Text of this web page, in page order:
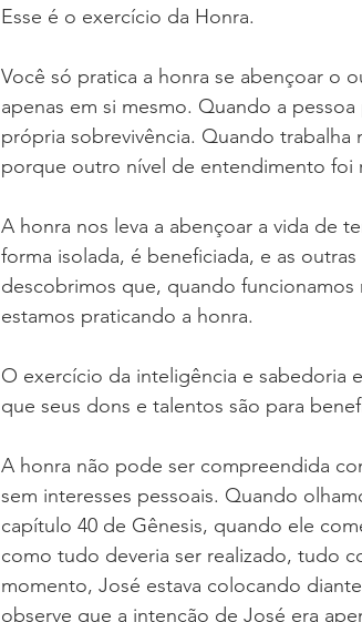
Esse é o exercício da Honra.
Você só pratica a honra se abençoar o
apenas em si mesmo. Quando a
própria sobrevivência. Quando
porque outro nível de entendimento foi
A honra nos leva a abençoar a vida de
forma isolada, é beneficiada, e as
descobrimos que, quando
estamos praticando a honra.
O exercício da inteligência e sabedoria
que seus dons e talentos são para
A honra não pode ser compreendida
sem interesses pessoais. Quando
capítulo 40 de Gênesis, quando ele
como tudo deveria ser realizado, tudo
momento, José estava colocando
observe que a intenção de José era